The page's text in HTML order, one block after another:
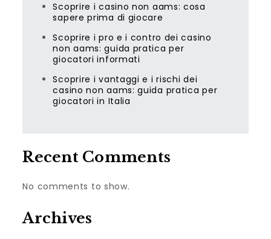
Scoprire i casino non aams: cosa
sapere prima di giocare
Scoprire i pro e i contro dei casino
non aams: guida pratica per
giocatori informati
Scoprire i vantaggi e i rischi dei
casino non aams: guida pratica per
giocatori in Italia
Recent Comments
No comments to show.
Archives